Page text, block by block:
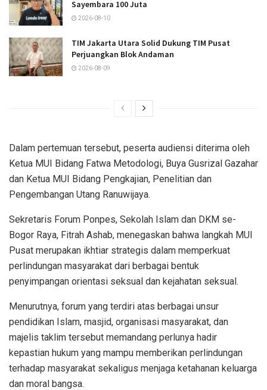
Sayembara 100 Juta
2026-08-10
TIM Jakarta Utara Solid Dukung TIM Pusat
Perjuangkan Blok Andaman
2026-08-09
Dalam pertemuan tersebut, peserta audiensi diterima oleh
Ketua MUI Bidang Fatwa Metodologi, Buya Gusrizal Gazahar
dan Ketua MUI Bidang Pengkajian, Penelitian dan
Pengembangan Utang Ranuwijaya.
Sekretaris Forum Ponpes, Sekolah Islam dan DKM se-
Bogor Raya, Fitrah Ashab, menegaskan bahwa langkah MUI
Pusat merupakan ikhtiar strategis dalam memperkuat
perlindungan masyarakat dari berbagai bentuk
penyimpangan orientasi seksual dan kejahatan seksual.
Menurutnya, forum yang terdiri atas berbagai unsur
pendidikan Islam, masjid, organisasi masyarakat, dan
majelis taklim tersebut memandang perlunya hadir
kepastian hukum yang mampu memberikan perlindungan
terhadap masyarakat sekaligus menjaga ketahanan keluarga
dan moral bangsa.